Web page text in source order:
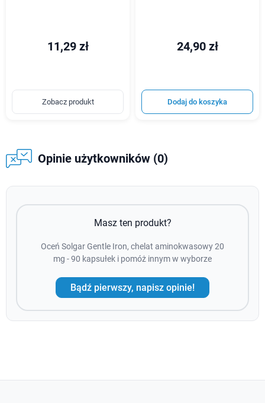
11,29 zł
Zobacz produkt
24,90 zł
Dodaj do koszyka
Opinie użytkowników (0)
Masz ten produkt?
Oceń Solgar Gentle Iron, chelat aminokwasowy 20
mg - 90 kapsułek i pomóż innym w wyborze
Bądź pierwszy, napisz opinie!